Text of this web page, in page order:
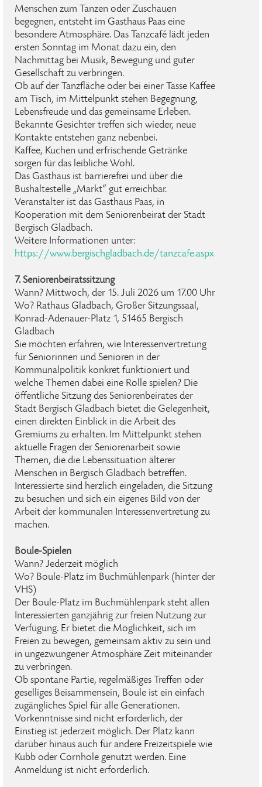
Menschen zum Tanzen oder Zuschauen
begegnen, entsteht im Gasthaus Paas eine
besondere Atmosphäre. Das Tanzcafé lädt jeden
ersten Sonntag im Monat dazu ein, den
Nachmittag bei Musik, Bewegung und guter
Gesellschaft zu verbringen.
Ob auf der Tanzfläche oder bei einer Tasse Kaffee
am Tisch, im Mittelpunkt stehen Begegnung,
Lebensfreude und das gemeinsame Erleben.
Bekannte Gesichter treffen sich wieder, neue
Kontakte entstehen ganz nebenbei.
Kaffee, Kuchen und erfrischende Getränke
sorgen für das leibliche Wohl.
Das Gasthaus ist barrierefrei und über die
Bushaltestelle „Markt“ gut erreichbar.
Veranstalter ist das Gasthaus Paas, in
Kooperation mit dem Seniorenbeirat der Stadt
Bergisch Gladbach.
Weitere Informationen unter:
https://www.bergischgladbach.de/tanzcafe.aspx
7. Seniorenbeiratssitzung
Wann? Mittwoch, der 15. Juli 2026 um 17.00 Uhr
Wo? Rathaus Gladbach, Großer Sitzungssaal,
Konrad-Adenauer-Platz 1, 51465 Bergisch
Gladbach
Sie möchten erfahren, wie Interessenvertretung
für Seniorinnen und Senioren in der
Kommunalpolitik konkret funktioniert und
welche Themen dabei eine Rolle spielen? Die
öffentliche Sitzung des Seniorenbeirates der
Stadt Bergisch Gladbach bietet die Gelegenheit,
einen direkten Einblick in die Arbeit des
Gremiums zu erhalten. Im Mittelpunkt stehen
aktuelle Fragen der Seniorenarbeit sowie
Themen, die die Lebenssituation älterer
Menschen in Bergisch Gladbach betreffen.
Interessierte sind herzlich eingeladen, die Sitzung
zu besuchen und sich ein eigenes Bild von der
Arbeit der kommunalen Interessenvertretung zu
machen.
Boule-Spielen
Wann? Jederzeit möglich
Wo? Boule-Platz im Buchmühlenpark (hinter der
VHS)
Der Boule-Platz im Buchmühlenpark steht allen
Interessierten ganzjährig zur freien Nutzung zur
Verfügung. Er bietet die Möglichkeit, sich im
Freien zu bewegen, gemeinsam aktiv zu sein und
in ungezwungener Atmosphäre Zeit miteinander
zu verbringen.
Ob spontane Partie, regelmäßiges Treffen oder
geselliges Beisammensein, Boule ist ein einfach
zugängliches Spiel für alle Generationen.
Vorkenntnisse sind nicht erforderlich, der
Einstieg ist jederzeit möglich. Der Platz kann
darüber hinaus auch für andere Freizeitspiele wie
Kubb oder Cornhole genutzt werden. Eine
Anmeldung ist nicht erforderlich.